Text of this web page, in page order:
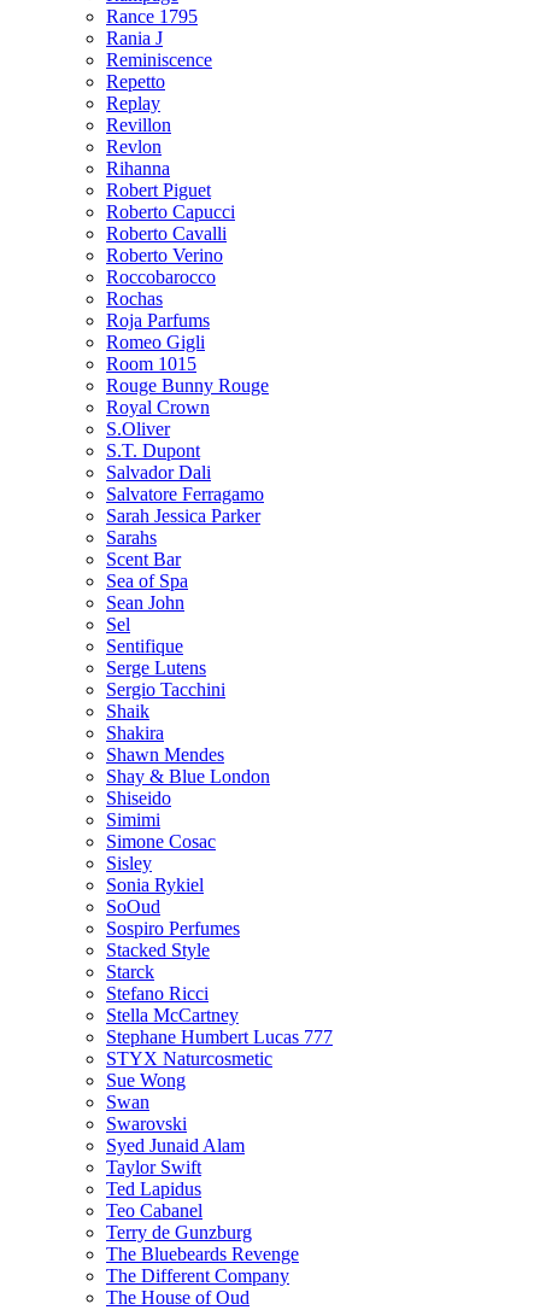
Rance 1795
Rania J
Reminiscence
Repetto
Replay
Revillon
Revlon
Rihanna
Robert Piguet
Roberto Capucci
Roberto Cavalli
Roberto Verino
Roccobarocco
Rochas
Roja Parfums
Romeo Gigli
Room 1015
Rouge Bunny Rouge
Royal Crown
S.Oliver
S.T. Dupont
Salvador Dali
Salvatore Ferragamo
Sarah Jessica Parker
Sarahs
Scent Bar
Sea of Spa
Sean John
Sel
Sentifique
Serge Lutens
Sergio Tacchini
Shaik
Shakira
Shawn Mendes
Shay & Blue London
Shiseido
Simimi
Simone Cosac
Sisley
Sonia Rykiel
SoOud
Sospiro Perfumes
Stacked Style
Starck
Stefano Ricci
Stella McCartney
Stephane Humbert Lucas 777
STYX Naturсosmetic
Sue Wong
Swan
Swarovski
Syed Junaid Alam
Taylor Swift
Ted Lapidus
Teo Cabanel
Terry de Gunzburg
The Bluebeards Revenge
The Different Company
The House of Oud